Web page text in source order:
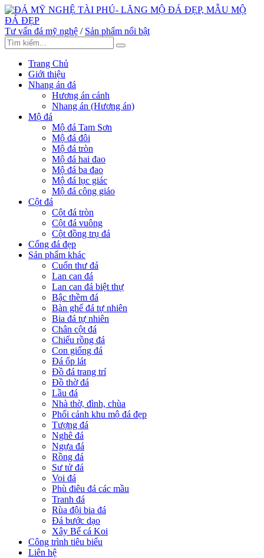
Tư vấn đá mỹ nghệ / Sản phẩm nổi bật
Trang Chủ
Giới thiệu
Nhang án đá
Hương án cánh
Nhang án (Hương án)
Mộ đá
Mộ đá Tam Sơn
Mộ đá đôi
Mộ đá tròn
Mộ đá hai đao
Mộ đá ba đao
Mộ đá lục giác
Mộ đá công giáo
Cột đá
Cột đá tròn
Cột đá vuông
Cột đồng trụ đá
Cổng đá đẹp
Sản phẩm khác
Cuốn thư đá
Lan can đá
Lan can đá biệt thự
Bậc thềm đá
Bàn ghế đá tự nhiên
Bia đá tự nhiên
Chân cột đá
Chiếu rồng đá
Con giống đá
Đá ốp lát
Đồ đá trang trí
Đồ thờ đá
Lầu đá
Nhà thờ, đình, chùa
Phối cảnh khu mộ đá đẹp
Tượng đá
Nghê đá
Ngựa đá
Rồng đá
Sư tử đá
Voi đá
Phù điêu đá các mầu
Tranh đá
Rùa đội bia đá
Đá bước dạo
Xây Bể cá Koi
Công trình tiêu biểu
Liên hệ